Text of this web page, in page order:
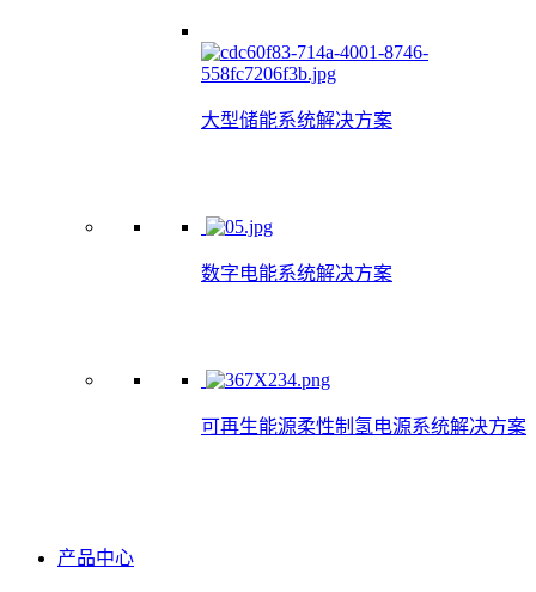
大型储能系统解决方案
数字电能系统解决方案
可再生能源柔性制氢电源系统解决方案
产品中心